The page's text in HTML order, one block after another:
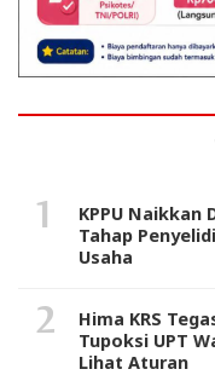
KPPU Naikkan
Tahap
Usaha
Hima KRS
Tupoksi UPT
Lihat Aturan